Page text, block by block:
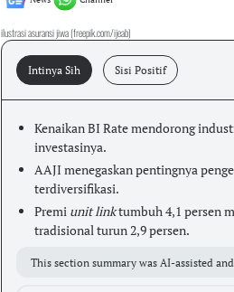
ilustrasi asuransi jiwa (freepik.com/ijeab)
Intinya Sih Sisi Positif
Kenaikan BI Rate mendorong
investasinya.
AAJI menegaskan pentingnya
terdiversifikasi.
Premi unit linktumbuh 4,1 persen
tradisional turun 2,9 persen.
This section summary was AI-assisted